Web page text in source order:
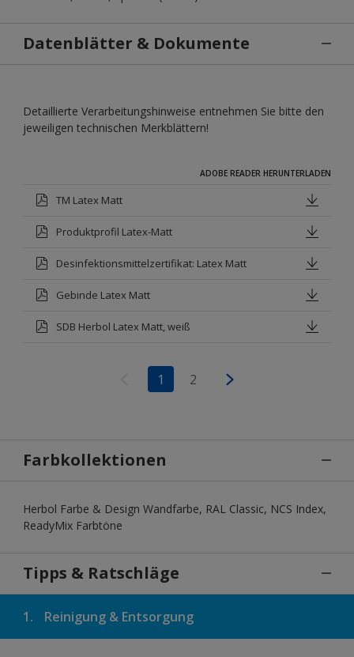
Datenblätter & Dokumente
Detaillierte Verarbeitungshinweise entnehmen Sie bitte den
jeweiligen technischen Merkblättern!
ADOBE READER HERUNTERLADEN
TM Latex Matt
Produktprofil Latex-Matt
Desinfektionsmittelzertifikat: Latex Matt
Gebinde Latex Matt
SDB Herbol Latex Matt, weiß
1 2
Farbkollektionen
Herbol Farbe & Design Wandfarbe, RAL Classic, NCS Index,
ReadyMix Farbtöne
Tipps & Ratschläge
1. Reinigung & Entsorgung